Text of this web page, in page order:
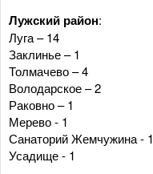
Лужский район:
Луга – 14
Заклинье – 1
Толмачево – 4
Володарское – 2
Раковно – 1
Мерево - 1
Санаторий Жемчужина - 1
Усадище - 1